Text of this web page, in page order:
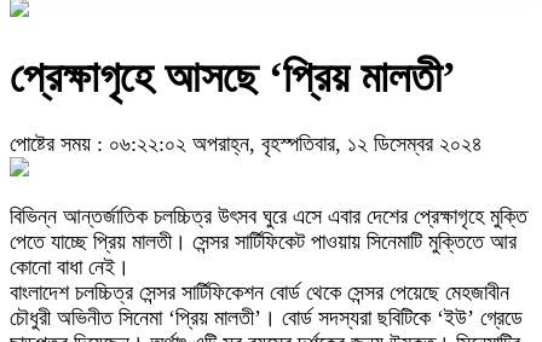
প্রেক্ষাগৃহে আসছে ‘প্রিয় মালতী’
পোষ্টের সময় : ০৬:২২:০২ অপরাহ্ন, বৃহস্পতিবার, ১২ ডিসেম্বর ২০২৪
বিভিন্ন আন্তর্জাতিক চলচ্চিত্র উৎসব ঘুরে এসে এবার দেশের প্রেক্ষাগৃহে মুক্তি
পেতে যাচ্ছে প্রিয় মালতী। সেন্সর সার্টিফিকেট পাওয়ায় সিনেমাটি মুক্তিতে আর
কোনো বাধা নেই।
বাংলাদেশ চলচ্চিত্র সেন্সর সার্টিফিকেশন বোর্ড থেকে সেন্সর পেয়েছে মেহজাবীন
চৌধুরী অভিনীত সিনেমা ‘প্রিয় মালতী’। বোর্ড সদস্যরা ছবিটিকে ‘ইউ’ গ্রেডে